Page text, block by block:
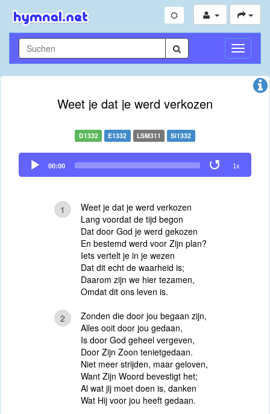
Weet je dat je werd verkozen
D1332 E1332 LSM311 Si1332
Audio
Player
00:00 1x
1
Weet je dat je werd verkozen
Lang voordat de tijd begon
Dat door God je werd gekozen
En bestemd werd voor Zijn plan?
Iets vertelt je in je wezen
Dat dit echt de waarheid is;
Daarom zijn we hier tezamen,
Omdat dit ons leven is.
2
Zonden die door jou begaan zijn,
Alles ooit door jou gedaan,
Is door God geheel vergeven,
Door Zijn Zoon tenietgedaan.
Niet meer strijden, maar geloven,
Want Zijn Woord bevestigt het;
Al wat jij moet doen is, danken
Wat Hij voor jou heeft gedaan.